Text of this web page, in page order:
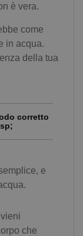
è vera.
come
in acqua.
della tua
corretto
e
che